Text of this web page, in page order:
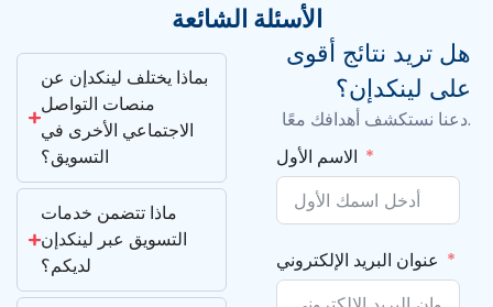
الأسئلة الشائعة
بماذا يختلف لينكدإن عن
منصات التواصل
الاجتماعي الأخرى في
التسويق؟
ماذا تتضمن خدمات
التسويق عبر لينكدإن
لديكم؟
هل تريد نتائج أقوى
على لينكدإن؟
دعنا نستكشف أهدافك معًا.
الاسم الأول
عنوان البريد الإلكتروني